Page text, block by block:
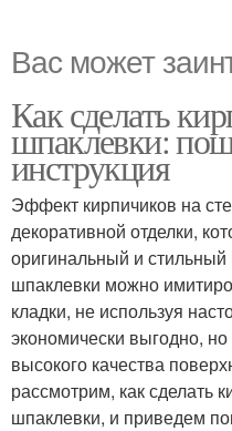
Вас может
Как сделать
шпаклевки:
инструкция
Эффект кирпичиков на
декоративной отделки,
оригинальный и
шпаклевки можно
кладки, не используя
экономически выгодно,
высокого качества
рассмотрим, как сделать
шпаклевки, и приведем